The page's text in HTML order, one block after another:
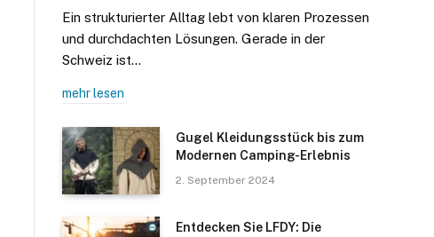
Ein strukturierter Alltag lebt von klaren Prozessen
und durchdachten Lösungen. Gerade in der
Schweiz ist…
mehr lesen
Gugel Kleidungsstück bis zum
Modernen Camping-Erlebnis
2. September 2024
Entdecken Sie LFDY: Die